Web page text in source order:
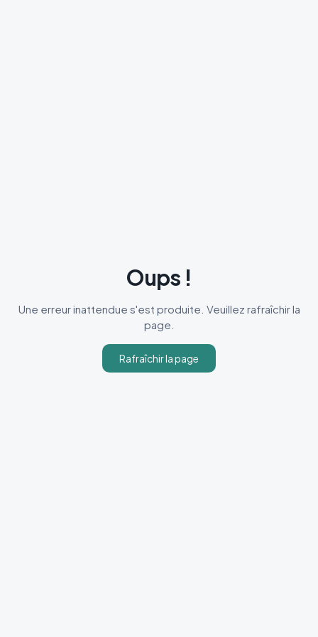
Oups !
Une erreur inattendue s'est produite. Veuillez rafraîchir la
page.
Rafraîchir la page